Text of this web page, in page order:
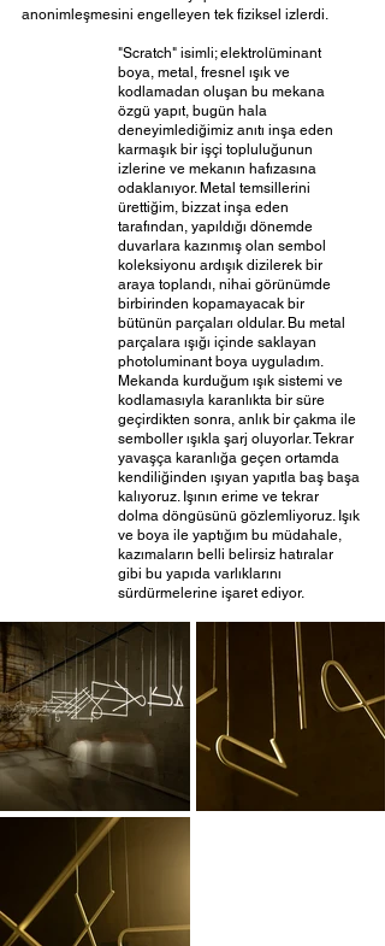
anonimleşmesini engelleyen tek fiziksel izlerdi.
"Scratch" isimli; elektrolüminant
boya, metal, fresnel ışık ve
kodlamadan oluşan bu mekana
özgü yapıt, bugün hala
deneyimlediğimiz anıtı inşa eden
karmaşık bir işçi topluluğunun
izlerine ve mekanın hafızasına
odaklanıyor. Metal temsillerini
ürettiğim, bizzat inşa eden
tarafından, yapıldığı dönemde
duvarlara kazınmış olan sembol
koleksiyonu ardışık dizilerek bir
araya toplandı, nihai görünümde
birbirinden kopamayacak bir
bütünün parçaları oldular. Bu metal
parçalara ışığı içinde saklayan
photoluminant boya uyguladım.
Mekanda kurduğum ışık sistemi ve
kodlamasıyla karanlıkta bir süre
geçirdikten sonra, anlık bir çakma ile
semboller ışıkla şarj oluyorlar. Tekrar
yavaşça karanlığa geçen ortamda
kendiliğinden ışıyan yapıtla baş başa
kalıyoruz. Işının erime ve tekrar
dolma döngüsünü gözlemliyoruz. Işık
ve boya ile yaptığım bu müdahale,
kazımaların belli belirsiz hatıralar
gibi bu yapıda varlıklarını
sürdürmelerine işaret ediyor.